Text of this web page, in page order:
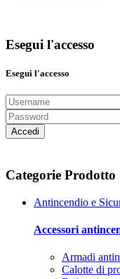
Esegui l'accesso
Esegui l'accesso
Accedi
Categorie Prodotto
Antincendio e
Accessori
Armadi
Calotte di